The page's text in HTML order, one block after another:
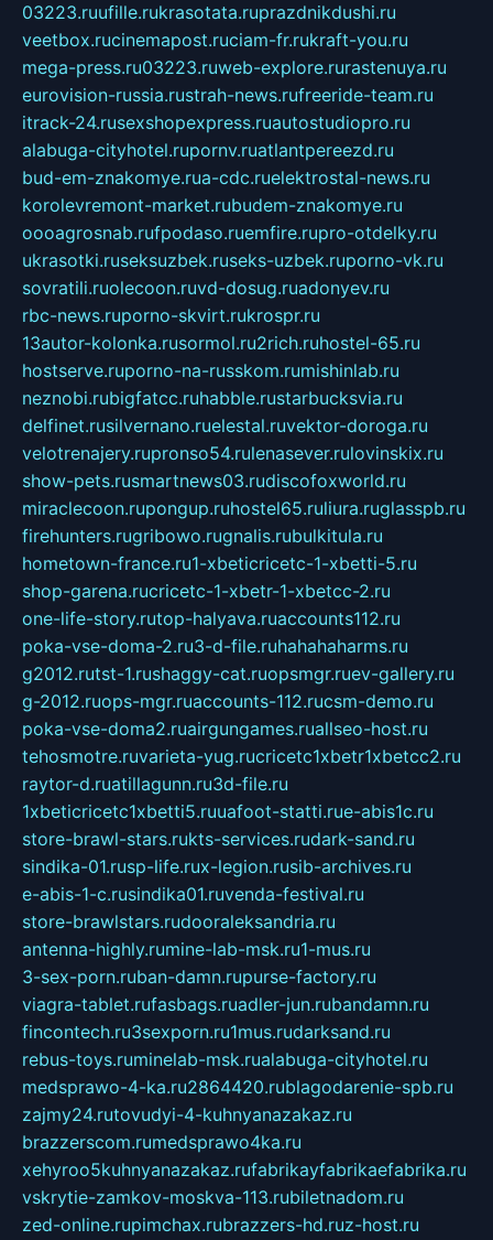
03223.ruufille.rukrasotata.ruprazdnikdushi.ru
veetbox.rucinemapost.ruciam-fr.rukraft-you.ru
mega-press.ru03223.ruweb-explore.rurastenuya.ru
eurovision-russia.rustrah-news.rufreeride-team.ru
itrack-24.rusexshopexpress.ruautostudiopro.ru
alabuga-cityhotel.rupornv.ruatlantpereezd.ru
bud-em-znakomye.rua-cdc.ruelektrostal-news.ru
korolevremont-market.rubudem-znakomye.ru
oooagrosnab.rufpodaso.ruemfire.rupro-otdelky.ru
ukrasotki.ruseksuzbek.ruseks-uzbek.ruporno-vk.ru
sovratili.ruolecoon.ruvd-dosug.ruadonyev.ru
rbc-news.ruporno-skvirt.rukrospr.ru
13autor-kolonka.rusormol.ru2rich.ruhostel-65.ru
hostserve.ruporno-na-russkom.rumishinlab.ru
neznobi.rubigfatcc.ruhabble.rustarbucksvia.ru
delfinet.rusilvernano.ruelestal.ruvektor-doroga.ru
velotrenajery.rupronso54.rulenasever.rulovinskix.ru
show-pets.rusmartnews03.rudiscofoxworld.ru
miraclecoon.rupongup.ruhostel65.ruliura.ruglasspb.ru
firehunters.rugribowo.rugnalis.rubulkitula.ru
hometown-france.ru1-xbeticricetc-1-xbetti-5.ru
shop-garena.rucricetc-1-xbetr-1-xbetcc-2.ru
one-life-story.rutop-halyava.ruaccounts112.ru
poka-vse-doma-2.ru3-d-file.ruhahahaharms.ru
g2012.rutst-1.rushaggy-cat.ruopsmgr.ruev-gallery.ru
g-2012.ruops-mgr.ruaccounts-112.rucsm-demo.ru
poka-vse-doma2.ruairgungames.ruallseo-host.ru
tehosmotre.ruvarieta-yug.rucricetc1xbetr1xbetcc2.ru
raytor-d.ruatillagunn.ru3d-file.ru
1xbeticricetc1xbetti5.ruuafoot-statti.rue-abis1c.ru
store-brawl-stars.rukts-services.rudark-sand.ru
sindika-01.rusp-life.rux-legion.rusib-archives.ru
e-abis-1-c.rusindika01.ruvenda-festival.ru
store-brawlstars.rudooraleksandria.ru
antenna-highly.rumine-lab-msk.ru1-mus.ru
3-sex-porn.ruban-damn.rupurse-factory.ru
viagra-tablet.rufasbags.ruadler-jun.rubandamn.ru
fincontech.ru3sexporn.ru1mus.rudarksand.ru
rebus-toys.ruminelab-msk.rualabuga-cityhotel.ru
medsprawo-4-ka.ru2864420.rublagodarenie-spb.ru
zajmy24.rutovudyi-4-kuhnyanazakaz.ru
brazzerscom.rumedsprawo4ka.ru
xehyroo5kuhnyanazakaz.rufabrikayfabrikaefabrika.ru
vskrytie-zamkov-moskva-113.rubiletnadom.ru
zed-online.rupimchax.rubrazzers-hd.ruz-host.ru